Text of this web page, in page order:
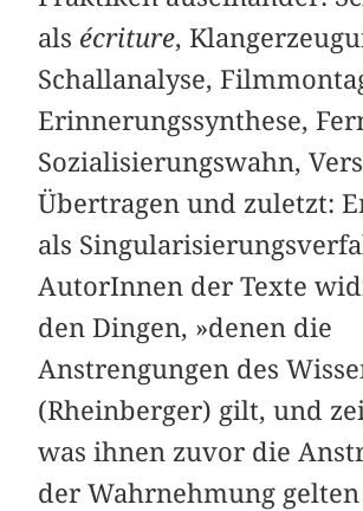
als écriture,
Schallanalyse,
Erinnerungssynthese,
Sozialisierungswahn,
Übertragen und zuletzt:
als
AutorInnen der Texte
den Dingen, »denen die
Anstrengungen des
(Rheinberger) gilt, und
was ihnen zuvor die
der Wahrnehmung gelten